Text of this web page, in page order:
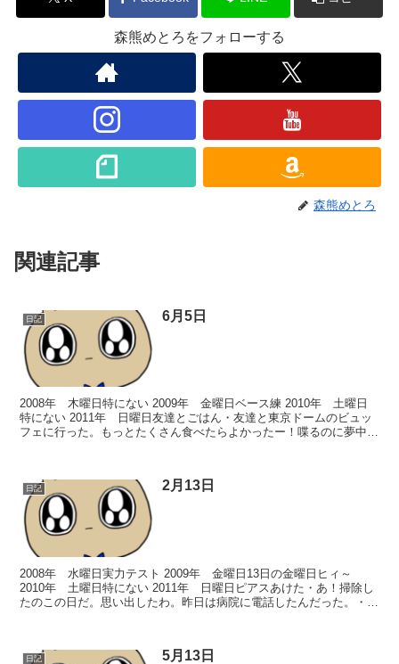
森熊めとろをフォローする
森熊めとろ
関連記事
日記 6月5日
2008年 木曜日特にない 2009年 金曜日ベース練 2010年 土曜日
特にない 2011年 日曜日友達とごはん・友達と東京ドームのビュッ
フェに行った。もっとたくさん食べたらよかったー！喋るのに夢中過
日記 2月13日
2008年 水曜日実力テスト 2009年 金曜日13日の金曜日ヒィ～
2010年 土曜日特にない 2011年 日曜日ピアスあけた・あ！掃除し
たのこの日だ。思い出したわ。昨日は病院に電話したんだった。・
日記 5月13日